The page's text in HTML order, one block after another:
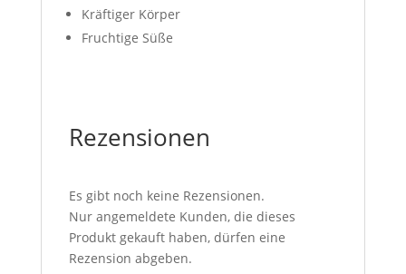
Kräftiger Körper
Fruchtige Süße
Rezensionen
Es gibt noch keine Rezensionen.
Nur angemeldete Kunden, die dieses
Produkt gekauft haben, dürfen eine
Rezension abgeben.